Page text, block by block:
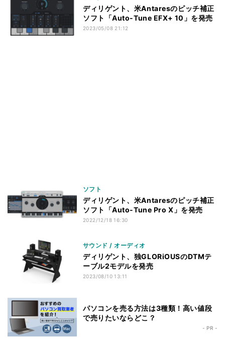
ディリゲント、米Antaresのピッチ補正
ソフト「Auto-Tune EFX+ 10」を発売
2023/05/08 21:12
ソフト
ディリゲント、米Antaresのピッチ補正
ソフト「Auto-Tune Pro X」を発売
2022/12/18 16:30
サウンド / オーディオ
ディリゲント、独GLORiOUSのDTMテ
ーブル2モデルを発売
2023/08/10 13:11
パソコンを売る方法は3種類！高い値段
で売りたいならどこ？
- PR -